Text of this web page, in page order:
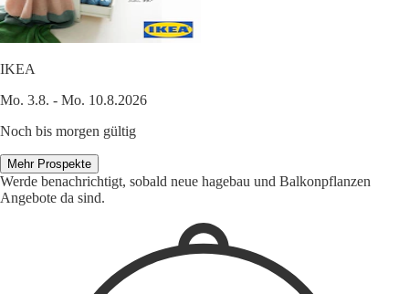
IKEA
Mo. 3.8. - Mo. 10.8.2026
Noch bis morgen gültig
Mehr Prospekte
Werde benachrichtigt, sobald neue hagebau und Balkonpflanzen
Angebote da sind.